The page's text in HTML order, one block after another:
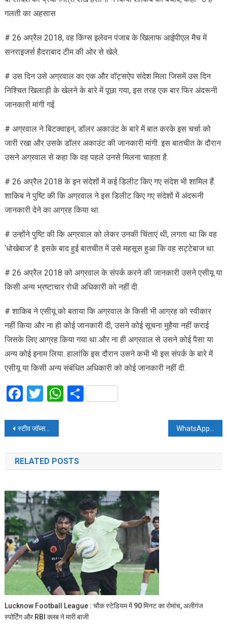
गलती का अहसास
# 26 अप्रैल 2018, वह किंग्स इलेवन पंजाब के खिलाफ आईपीएल मैच में
सनराइजर्स हैदराबाद टीम की ओर से खेले.
# उस दिन उसे अग्रवाल का एक और वॉट्सऐप संदेश मिला जिसमें उस दिन
निश्चित खिलाड़ी के खेलने के बारे में पूछा गया, इस तरह एक बार फिर अंदरूनी
जानकारी मांगी गई.
# अग्रवाल ने बिटक्वाइन, डॉलर अकाउंट के बारे में बात करके इस चर्चा को
जारी रखा और उसके डॉलर अकाउंट की जानकारी मांगी. इस बातचीत के दौरान
उसने अग्रवाल से कहा कि वह पहले उनसे मिलना चाहता है.
# 26 अप्रैल 2018 के इन संदेशों में कई डिलीट किए गए संदेश भी शामिल हैं.
शाकिब ने पुष्टि की कि अग्रवाल ने इस डिलीट किए गए संदेशों में अंदरूनी
जानकारी देने का आग्रह किया था.
# उन्होंने पुष्टि की कि अग्रवाल को लेकर उनकी चिंताएं थी, लगता था कि वह
‘धोखेबाज’ है. इसके बाद हुई बातचीत में उसे महसूस हुआ कि वह सट्टेबाज था.
# 26 अप्रैल 2018 को अग्रवाल के संपर्क करने की जानकारी उसने एसीयू या
किसी अन्य भ्रष्टाचार रोधी अधिकारी को नहीं दी.
# शाकिब ने एसीयू को बताया कि अग्रवाल के किसी भी आग्रह को स्वीकार
नहीं किया और ना ही कोई जानकारी दी, उसने कोई सूचना मुहैया नहीं कराई
जिसके लिए आग्रह किया गया था और ना ही अग्रवाल से उसने कोई पैसा या
अन्य कोई इनाम लिया. हालांकि इस दौरान उसने कभी भी इस संपर्क के बारे में
एसीयू या किसी अन्य संबंधित अधिकारी को कोई जानकारी नहीं दी.
Facebook
Twitter
WhatsApp
Share
Post
navigation
स्टीव जॉब्स कंप्यूटर के फीचर्स जानकर हो जाएंगे हैरान
RELATED POSTS
Lucknow Football League : चौक स्टेडियम में 90 मिनट का रोमांच, अलीगंज
स्पोर्टिंग और RBI क्लब ने मारी बाजी